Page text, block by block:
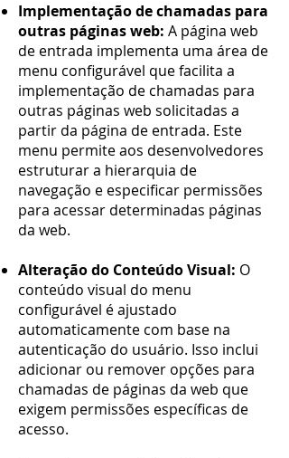
Implementação de chamadas para
outras páginas web: A página web
de entrada implementa uma área de
menu configurável que facilita a
implementação de chamadas para
outras páginas web solicitadas a
partir da página de entrada. Este
menu permite aos desenvolvedores
estruturar a hierarquia de
navegação e especificar permissões
para acessar determinadas páginas
da web.
Alteração do Conteúdo Visual: O
conteúdo visual do menu
configurável é ajustado
automaticamente com base na
autenticação do usuário. Isso inclui
adicionar ou remover opções para
chamadas de páginas da web que
exigem permissões específicas de
acesso.